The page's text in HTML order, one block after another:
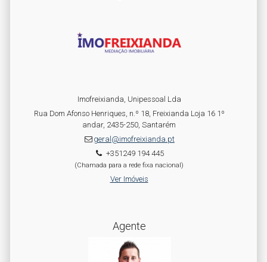
Imofreixianda, Unipessoal Lda
Rua Dom Afonso Henriques, n.º 18, Freixianda Loja 16 1º
andar, 2435-250, Santarém
geral@imofreixianda.pt
+351249 194 445
(Chamada para a rede fixa nacional)
Ver Imóveis
Agente